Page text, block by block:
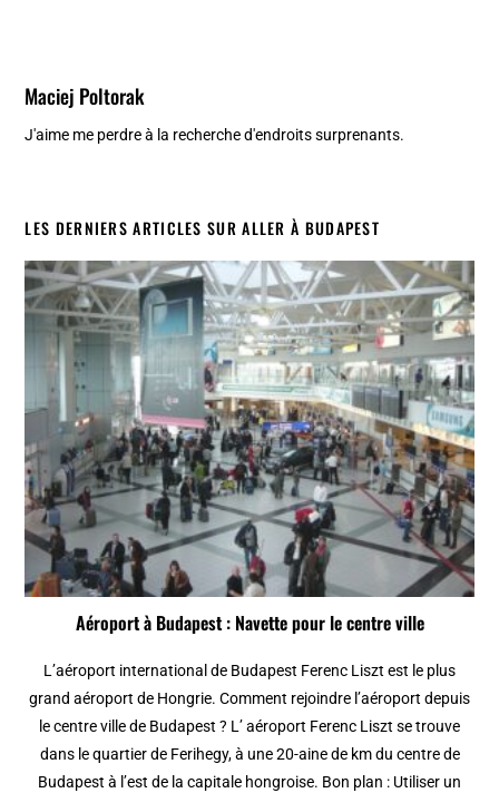
Maciej Poltorak
J'aime me perdre à la recherche d'endroits surprenants.
LES DERNIERS ARTICLES SUR ALLER À BUDAPEST
Aéroport à Budapest : Navette pour le centre ville
L’aéroport international de Budapest Ferenc Liszt est le plus
grand aéroport de Hongrie. Comment rejoindre l’aéroport depuis
le centre ville de Budapest ? L’ aéroport Ferenc Liszt se trouve
dans le quartier de Ferihegy, à une 20-aine de km du centre de
Budapest à l’est de la capitale hongroise. Bon plan : Utiliser un